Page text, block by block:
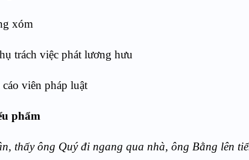
xóm
trách việc phát lương hưu
viên pháp luật
phẩm
thấy ông Quý đi ngang qua nhà, ông Bằng lên